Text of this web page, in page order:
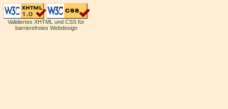
Validiertes XHTML und CSS für
barrierefreies Webdesign